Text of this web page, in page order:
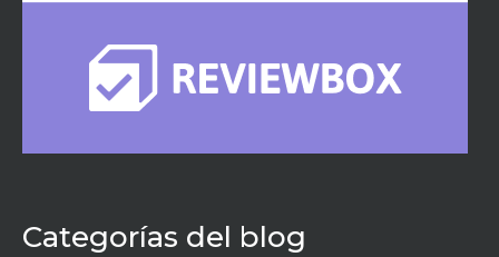
Categorías del blog